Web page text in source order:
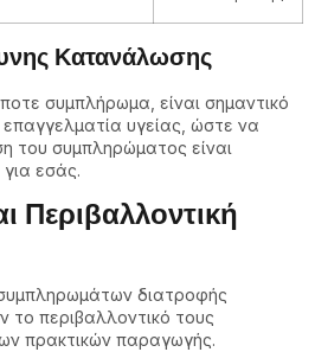
Κατανάλωσης
συμπλήρωμα, είναι σημαντικό
υγείας, ώστε να
του συμπληρώματος είναι
εσάς.
Περιβαλλοντική
διατροφής
το περιβαλλοντικό τους
πρακτικών παραγωγής.